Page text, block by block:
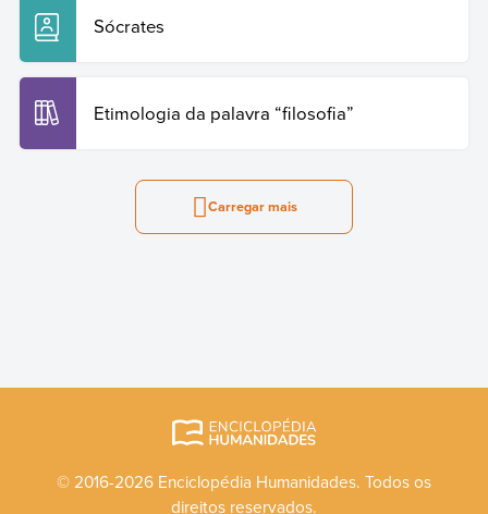
Sócrates
Etimologia da palavra “filosofia”
Carregar mais
© 2016-2026 Enciclopédia Humanidades. Todos os
direitos reservados.